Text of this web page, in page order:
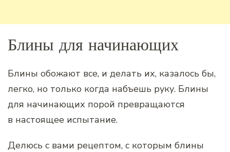
Блины для начинающих
Блины обожают все, и делать их, казалось бы,
легко, но только когда набъешь руку. Блины
для начинающих порой превращаются
в настоящее испытание.
Делюсь с вами рецептом, с которым блины